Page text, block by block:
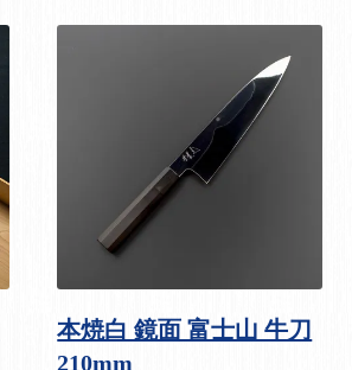
本焼白 鏡面 富士山 牛刀
210mm